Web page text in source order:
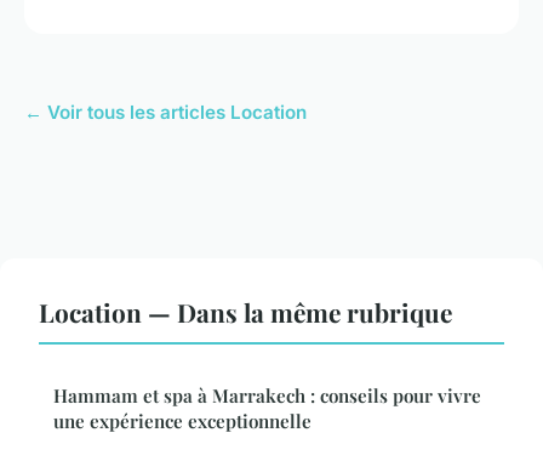
← Voir tous les articles Location
Location — Dans la même rubrique
Hammam et spa à Marrakech : conseils pour vivre
une expérience exceptionnelle